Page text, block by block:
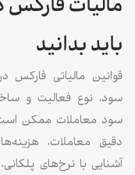
فارکس در
بدانید
مالیاتی فارکس در
نوع فعالیت و ساختار
معاملات ممکن است تحت
معاملات، هزینه‌ها و
با نرخ‌های پلکانی،